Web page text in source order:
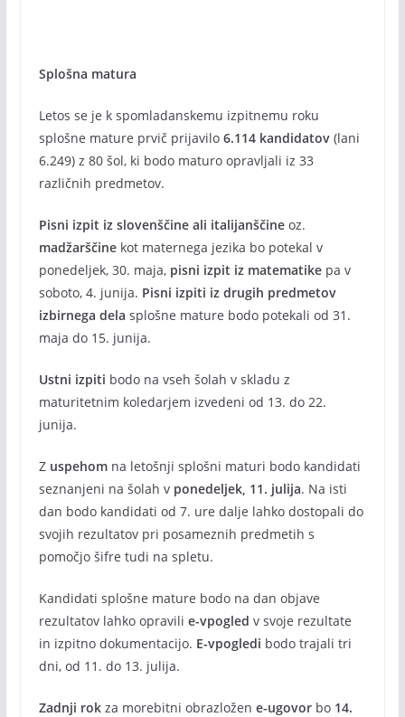
Splošna matura
Letos se je k spomladanskemu izpitnemu roku
splošne mature prvič prijavilo 6.114 kandidatov(lani
6.249) z 80 šol, ki bodo maturo opravljali iz 33
različnih predmetov.
Pisni izpit iz slovenščine ali italijanščineoz.
madžarščinekot maternega jezika bo potekal v
ponedeljek, 30. maja, pisni izpit iz matematikepa v
soboto, 4. junija. Pisni izpiti iz drugih predmetov
izbirnega dela splošne mature bodo potekali od 31.
maja do 15. junija.
Ustni izpiti bodo na vseh šolah v skladu z
maturitetnim koledarjem izvedeni od 13. do 22.
junija.
Z uspehomna letošnji splošni maturi bodo kandidati
seznanjeni na šolah v ponedeljek, 11. julija. Na isti
dan bodo kandidati od 7. ure dalje lahko dostopali do
svojih rezultatov pri posameznih predmetih s
pomočjo šifre tudi na spletu.
Kandidati splošne mature bodo na dan objave
rezultatov lahko opravili e-vpogled v svoje rezultate
in izpitno dokumentacijo. E-vpogledi bodo trajali tri
dni, od 11. do 13. julija.
Zadnji rokza morebitni obrazložen e-ugovorbo 14.